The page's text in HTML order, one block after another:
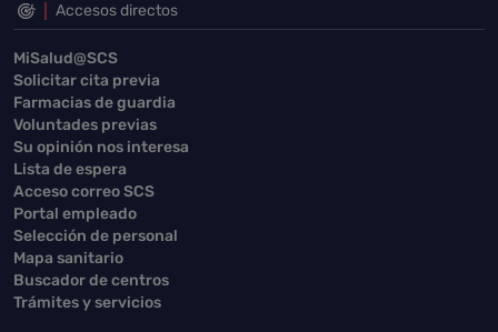
Accesos directos
MiSalud@SCS
Solicitar cita previa
Farmacias de guardia
Voluntades previas
Su opinión nos interesa
Lista de espera
Acceso correo SCS
Portal empleado
Selección de personal
Mapa sanitario
Buscador de centros
Trámites y servicios